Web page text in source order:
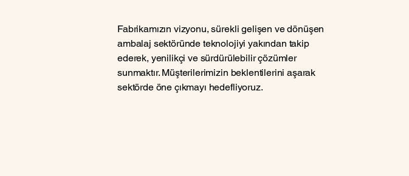
Fabrikamızın vizyonu, sürekli gelişen ve dönüşen
ambalaj sektöründe teknolojiyi yakından takip
ederek, yenilikçi ve sürdürülebilir çözümler
sunmaktır. Müşterilerimizin beklentilerini aşarak
sektörde öne çıkmayı hedefliyoruz.